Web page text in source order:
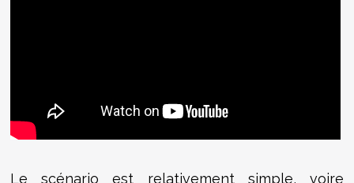
Le scénario est relativement simple, voire